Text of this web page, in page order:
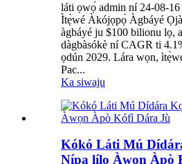
láti ọwọ́ admin ní 24-08-16
Ìtẹ̀wé Àkójọpọ̀ Àgbáyé
àgbáyé ju $100 bilionu lọ,
dàgbàsókè ní CAGR ti
ọdún 2029. Lára wọn,
Pac...
Ka siwaju
Kókó Láti Mú
Nípa lílo Àwọn Àpò